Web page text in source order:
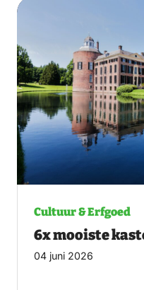
Cultuur & Erfgoed
6x mooiste
04 juni 2026